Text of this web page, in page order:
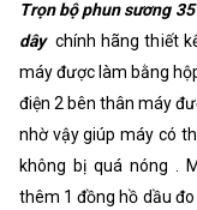
Trọn bộ phun sương
dây chính hãng thiết
máy được làm bằng
điện 2 bên thân máy
nhờ vậy giúp máy có
không bị quá nóng .
thêm 1 đồng hồ dầu